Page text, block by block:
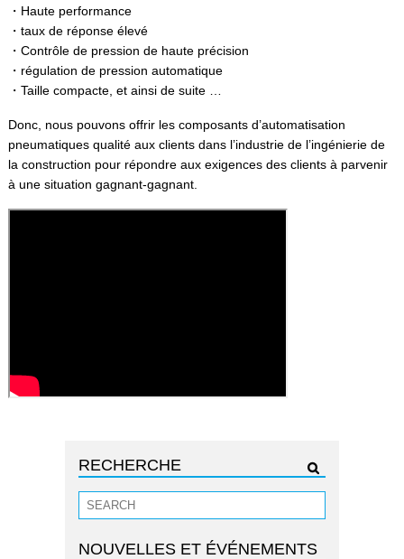
・Haute performance
・taux de réponse élevé
・Contrôle de pression de haute précision
・régulation de pression automatique
・Taille compacte, et ainsi de suite …
Donc, nous pouvons offrir les composants d’automatisation
pneumatiques qualité aux clients dans l’industrie de l’ingénierie de
la construction pour répondre aux exigences des clients à parvenir
à une situation gagnant-gagnant.
RECHERCHE
NOUVELLES ET ÉVÉNEMENTS